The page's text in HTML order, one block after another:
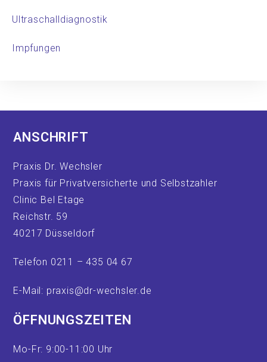
Ultraschalldiagnostik
Impfungen
ANSCHRIFT
Praxis Dr. Wechsler
Praxis für Privatversicherte und Selbstzahler
Clinic Bel Etage
Reichstr. 59
40217 Düsseldorf
Telefon 0211 – 435 04 67
E-Mail: praxis@dr-wechsler.de
ÖFFNUNGSZEITEN
Mo-Fr: 9:00-11:00 Uhr